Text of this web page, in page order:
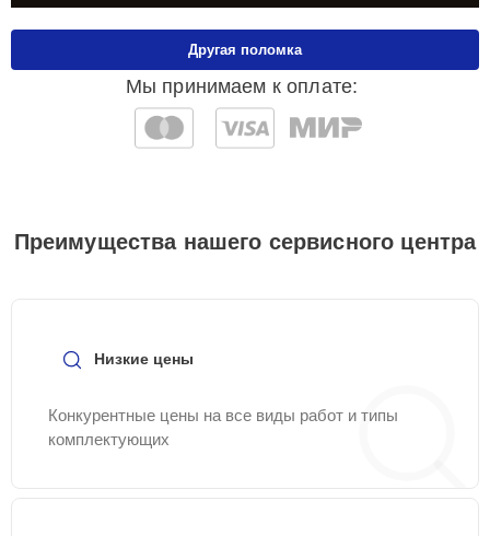
Мы принимаем к оплате:
Другая поломка
Преимущества нашего сервисного центра
Низкие цены
Конкурентные цены на все виды работ и типы
комплектующих